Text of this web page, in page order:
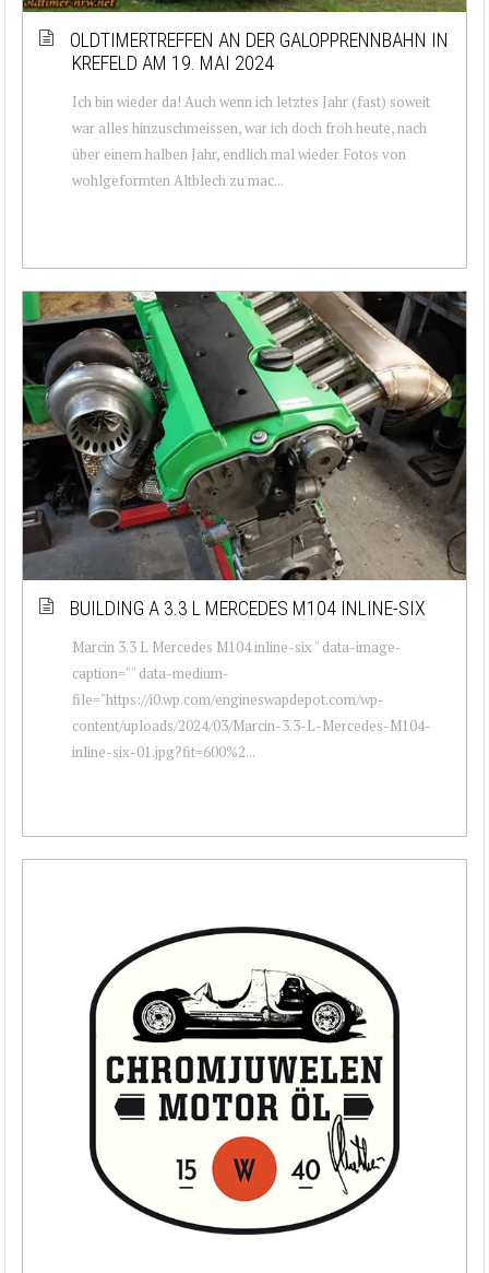
OLDTIMERTREFFEN AN DER GALOPPRENNBAHN IN
KREFELD AM 19. MAI 2024
Ich bin wieder da! Auch wenn ich letztes Jahr (fast) soweit
war alles hinzuschmeissen, war ich doch froh heute, nach
über einem halben Jahr, endlich mal wieder Fotos von
wohlgeformten Altblech zu mac...
BUILDING A 3.3 L MERCEDES M104 INLINE-SIX
Marcin 3.3 L Mercedes M104 inline-six " data-image-
caption="" data-medium-
file="https://i0.wp.com/engineswapdepot.com/wp-
content/uploads/2024/03/Marcin-3.3-L-Mercedes-M104-
inline-six-01.jpg?fit=600%2...